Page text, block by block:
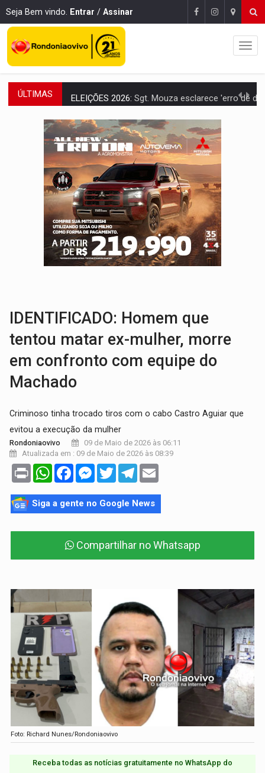
Seja Bem vindo. Entrar / Assinar
ÚLTIMAS ELEIÇÕES 2026: Sgt. Mouza esclarece 'erro de digitação' em declaração de
JUDICIÁRIO:Sinjur parabeniza servidores pelo adicional de incentivo com
Publicação Legal: AVISO DE LICITAÇÃO: Pregão Eletrônico Nº 12/2026
BR-364:Polícia apreende mais de uma tonelada de drogas em fundo
EMOCIONE:PRESENTES: Confira os sorteados na promoção
VOVÔ LADRÃO:Idoso é filmado furtando bicicleta na frente
JUSTIÇA:Comarca de Nova Mamoré terá seu primeiro
ADAILTON FÚRIA:Assessoria denuncia suposto ataque com perfis
IDENTIFICADO: Homem que
tentou matar ex-mulher, morre
em confronto com equipe do
Machado
Criminoso tinha trocado tiros com o cabo Castro Aguiar que
evitou a execução da mulher
Rondoniaovivo
09 de Maio de 2026 às 06:11
Atualizada em : 09 de Maio de 2026 às 08:39
Print WhatsAppFacebookMessenger
TwitterTelegram
Siga a gente no Google News
Compartilhar no Whatsapp
Foto: Richard Nunes/Rondoniaovivo
Receba todas as notícias gratuitamente no WhatsApp do